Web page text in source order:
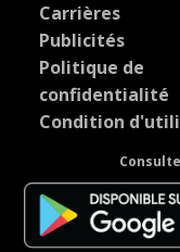
Carrières
Publicités
Politique de
confidentialité
Condition